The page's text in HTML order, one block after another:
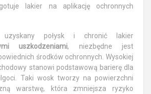
lakier na aplikację ochronnych
połysk i chronić lakier
uszkodzeniami, niezbędne jest
środków ochronnych. Wysokiej
stanowi podstawową barierę dla
Taki wosk tworzy na powierzchni
warstwę, która zmniejsza ryzyko